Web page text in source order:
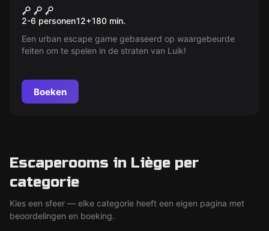
L'Alchimiste
2-6 personen12+180 min.
Een urban escape game gebaseerd op waargebeurde
feiten om te spelen in de straten van Luik!
Boeken
Escaperooms in Liège per
categorie
Kies een sfeer — elke categorie heeft een eigen pagina met
beoordelingen en boeking.